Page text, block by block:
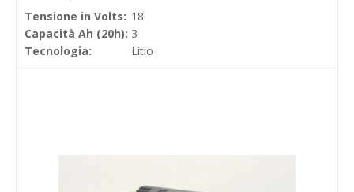
Tensione in Volts: 18
Capacità Ah (20h): 3
Tecnologia:
Litio